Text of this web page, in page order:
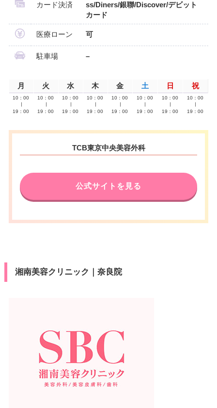
カード決済
ss/Diners/銀聯/Discover/デビット
カード
医療ローン 可
駐車場 –
月 火 水 木 金 土 日 祝
10：00
19：00
10：00
19：00
10：00
19：00
10：00
19：00
10：00
19：00
10：00
19：00
10：00
19：00
10：00
19：00
TCB東京中央美容外科
公式サイトを見る
湘南美容クリニック｜奈良院